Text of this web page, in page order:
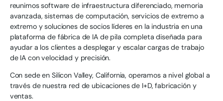
reunimos software de infraestructura diferenciado, memoria
avanzada, sistemas de computación, servicios de extremo a
extremo y soluciones de socios líderes en la industria en una
plataforma de fábrica de IA de pila completa diseñada para
ayudar a los clientes a desplegar y escalar cargas de trabajo
de IA con velocidad y precisión.
Con sede en Silicon Valley, California, operamos a nivel global a
través de nuestra red de ubicaciones de I+D, fabricación y
ventas.